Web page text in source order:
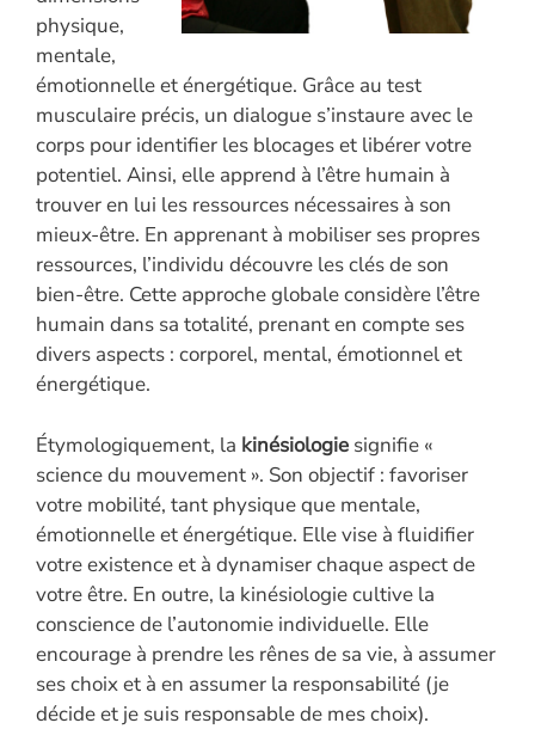
physique,
mentale,
émotionnelle et énergétique. Grâce au test
musculaire précis, un dialogue s’instaure avec le
corps pour identifier les blocages et libérer votre
potentiel. Ainsi, elle apprend à l’être humain à
trouver en lui les ressources nécessaires à son
mieux-être. En apprenant à mobiliser ses propres
ressources, l’individu découvre les clés de son
bien-être. Cette approche globale considère l’être
humain dans sa totalité, prenant en compte ses
divers aspects : corporel, mental, émotionnel et
énergétique.
Étymologiquement, la kinésiologie signifie «
science du mouvement ». Son objectif : favoriser
votre mobilité, tant physique que mentale,
émotionnelle et énergétique. Elle vise à fluidifier
votre existence et à dynamiser chaque aspect de
votre être. En outre, la kinésiologie cultive la
conscience de l’autonomie individuelle. Elle
encourage à prendre les rênes de sa vie, à assumer
ses choix et à en assumer la responsabilité (je
décide et je suis responsable de mes choix).